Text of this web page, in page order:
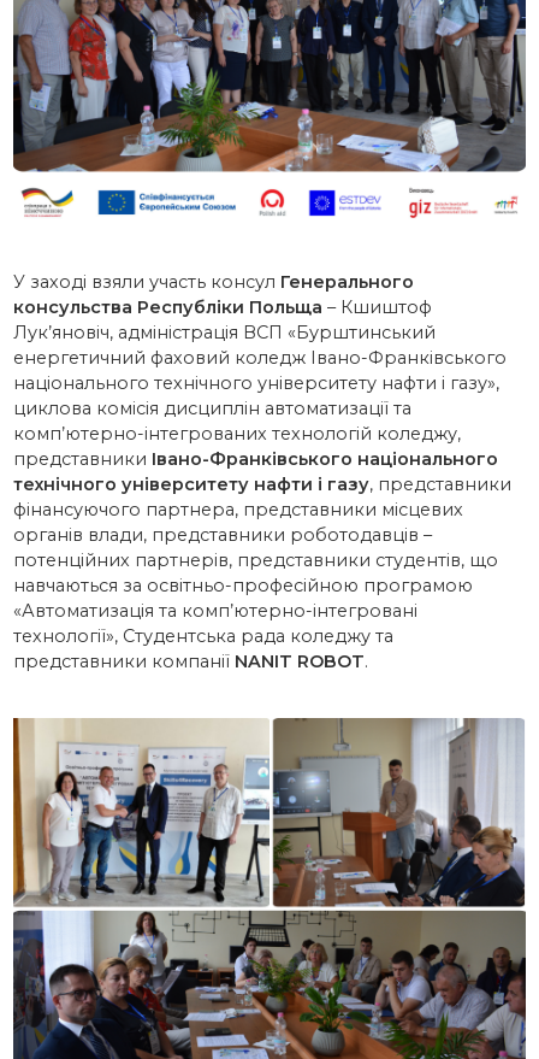
У заході взяли участь консул Генерального
консульства Республіки Польща – Кшиштоф
Лук’яновіч, адміністрація ВСП «Бурштинський
енергетичний фаховий коледж Івано-Франківського
національного технічного університету нафти і газу»,
циклова комісія дисциплін автоматизації та
комп’ютерно-інтегрованих технологій коледжу,
представники Івано-Франківського національного
технічного університету нафти і газу, представники
фінансуючого партнера, представники місцевих
органів влади, представники роботодавців –
потенційних партнерів, представники студентів, що
навчаються за освітньо-професійною програмою
«Автоматизація та комп’ютерно-інтегровані
технології», Студентська рада коледжу та
представники компанії NANIT ROBOT.